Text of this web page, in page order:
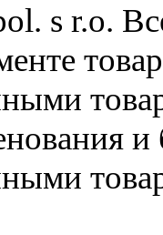
s r.o.